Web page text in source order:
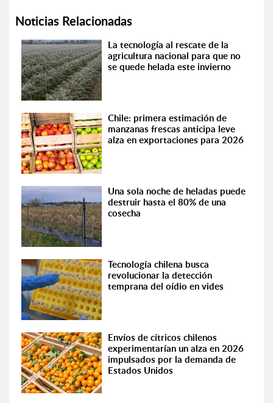
Noticias Relacionadas
La tecnología al rescate de la
agricultura nacional para que no
se quede helada este invierno
Chile: primera estimación de
manzanas frescas anticipa leve
alza en exportaciones para 2026
Una sola noche de heladas puede
destruir hasta el 80% de una
cosecha
Tecnología chilena busca
revolucionar la detección
temprana del oídio en vides
Envíos de cítricos chilenos
experimentarían un alza en 2026
impulsados por la demanda de
Estados Unidos